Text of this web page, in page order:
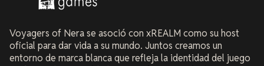
Voyagers of Nera se asoció con xREALM como su host
oficial para dar vida a su mundo. Juntos creamos un
entorno de marca blanca que refleja la identidad del juego